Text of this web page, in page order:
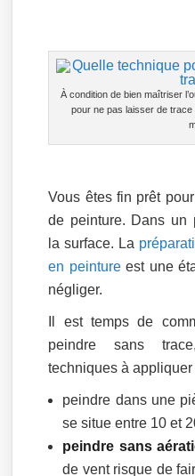
À condition de bien maîtriser
pour ne pas laisser de trace
Vous êtes fin prêt
de peinture. Dans un
la surface. La
en peintureest une
négliger.
Il est temps de
peindre sans
techniques à appliquer
peindre dans une
se situe entre 10 et
peindre sans
de vent risque de